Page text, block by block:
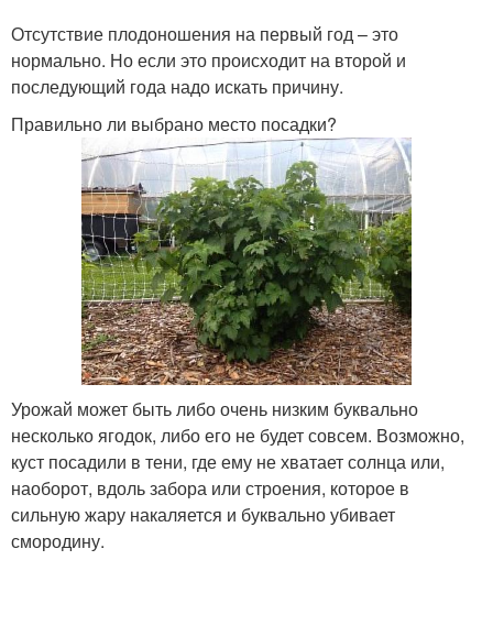
Отсутствие плодоношения на первый год – это
нормально. Но если это происходит на второй и
последующий года надо искать причину.
Правильно ли выбрано место посадки?
Урожай может быть либо очень низким буквально
несколько ягодок, либо его не будет совсем. Возможно,
куст посадили в тени, где ему не хватает солнца или,
наоборот, вдоль забора или строения, которое в
сильную жару накаляется и буквально убивает
смородину.